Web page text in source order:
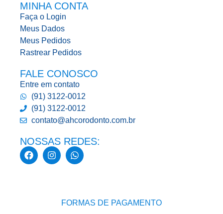
MINHA CONTA
Faça o Login
Meus Dados
Meus Pedidos
Rastrear Pedidos
FALE CONOSCO
Entre em contato
(91) 3122-0012
(91) 3122-0012
contato@ahcorodonto.com.br
NOSSAS REDES:
FORMAS DE PAGAMENTO